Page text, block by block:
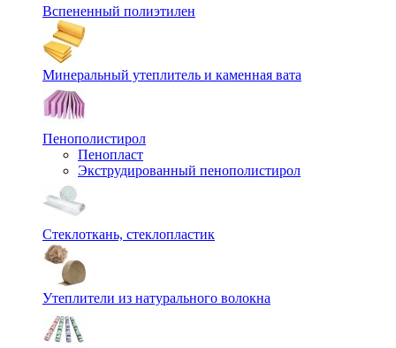
Вспененный полиэтилен
Минеральный утеплитель и каменная вата
Пенополистирол
Пенопласт
Экструдированный пенополистирол
Стеклоткань, стеклопластик
Утеплители из натурального волокна